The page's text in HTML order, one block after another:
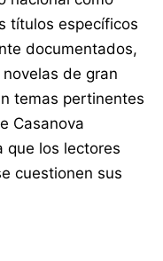
títulos específicos
documentados,
de gran
temas pertinentes
Casanova
que los lectores
cuestionen sus